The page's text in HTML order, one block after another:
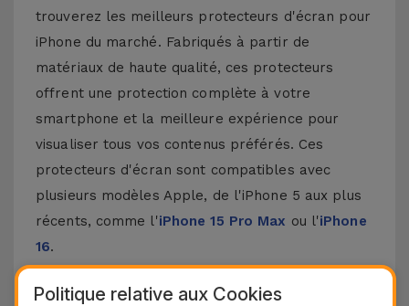
trouverez les meilleurs protecteurs d'écran pour
iPhone du marché. Fabriqués à partir de
matériaux de haute qualité, ces protecteurs
offrent une protection complète à votre
smartphone et la meilleure expérience pour
visualiser tous vos contenus préférés. Ces
protecteurs d'écran sont compatibles avec
plusieurs modèles Apple, de l'iPhone 5 aux plus
récents, comme l'iPhone 15 Pro Max ou l'iPhone
16.
Comment poser un protecteur d'écran
Politique relative aux Cookies